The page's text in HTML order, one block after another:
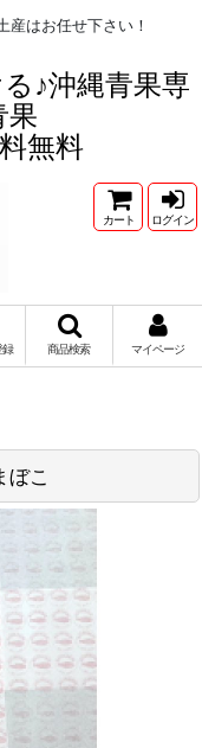
はお任せ下さい！
♪沖縄青果専
果
無料
カート ログイン
録 商品検索 マイページ
こ